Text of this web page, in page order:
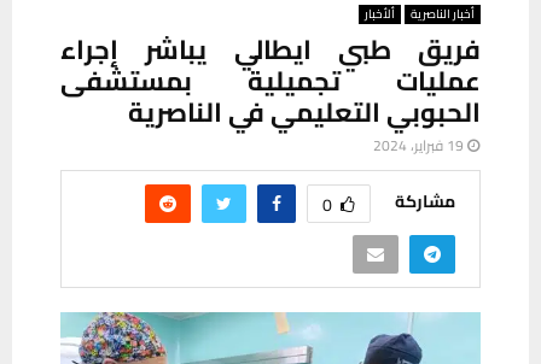
أخبار الناصرية ألأخبار
فريق طبي ايطالي يباشر إجراء
عمليات تجميلية بمستشفى
الحبوبي التعليمي في الناصرية
19 فبراير، 2024
مشاركة 0